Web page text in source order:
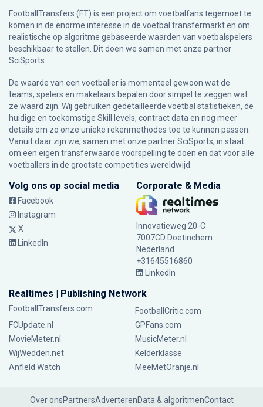
FootballTransfers (FT) is een project om voetbalfans tegemoet te
komen in de enorme interesse in de voetbal transfermarkt en om
realistische op algoritme gebaseerde waarden van voetbalspelers
beschikbaar te stellen. Dit doen we samen met onze partner
SciSports.
De waarde van een voetballer is momenteel gewoon wat de
teams, spelers en makelaars bepalen door simpel te zeggen wat
ze waard zijn. Wij gebruiken gedetailleerde voetbal statistieken, de
huidige en toekomstige Skill levels, contract data en nog meer
details om zo onze unieke rekenmethodes toe te kunnen passen.
Vanuit daar zijn we, samen met onze partner SciSports, in staat
om een eigen transferwaarde voorspelling te doen en dat voor alle
voetballers in de grootste competities wereldwijd.
Volg ons op social media
Facebook
Instagram
X
LinkedIn
Corporate & Media
Innovatieweg 20-C
7007CD Doetinchem
Nederland
+31645516860
LinkedIn
Realtimes | Publishing Network
FootballTransfers.com
FootballCritic.com
FCUpdate.nl
GPFans.com
MovieMeter.nl
MusicMeter.nl
WijWedden.net
Kelderklasse
Anfield Watch
MeeMetOranje.nl
Over onsPartnersAdverterenData & algoritmenContact